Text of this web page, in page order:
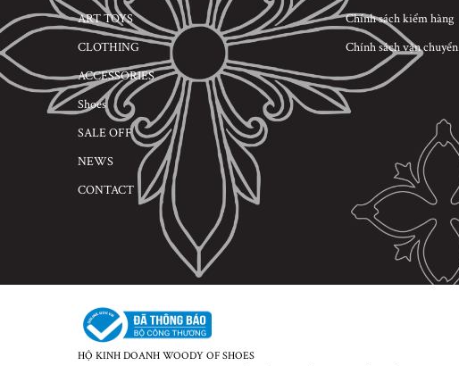
ART TOYS
CLOTHING
ACCESSORIES
Shoes
SALE OFF
NEWS
CONTACT
Chính sách kiểm hàng
Chính sách vận chuyển
HỘ KINH DOANH WOODY OF SHOES